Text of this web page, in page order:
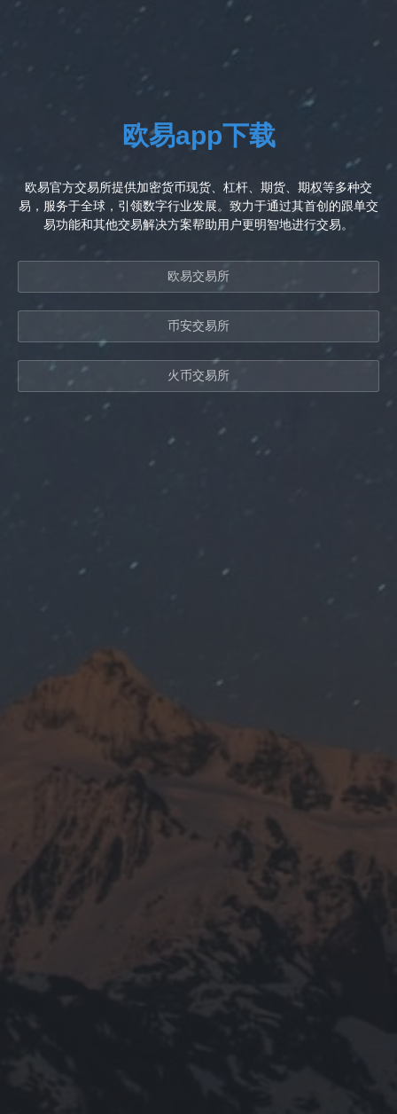
欧易app下载
欧易官方交易所提供加密货币现货、杠杆、期货、期权等多种交
易，服务于全球，引领数字行业发展。致力于通过其首创的跟单交
易功能和其他交易解决方案帮助用户更明智地进行交易。
欧易交易所
币安交易所
火币交易所